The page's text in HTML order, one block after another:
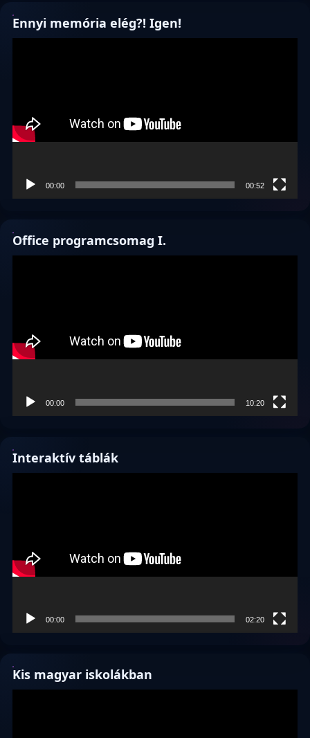
Ennyi memória elég?! Igen!
00:00 00:52
Office programcsomag I.
00:00 10:20
Interaktív táblák
00:00 02:20
Kis magyar iskolákban